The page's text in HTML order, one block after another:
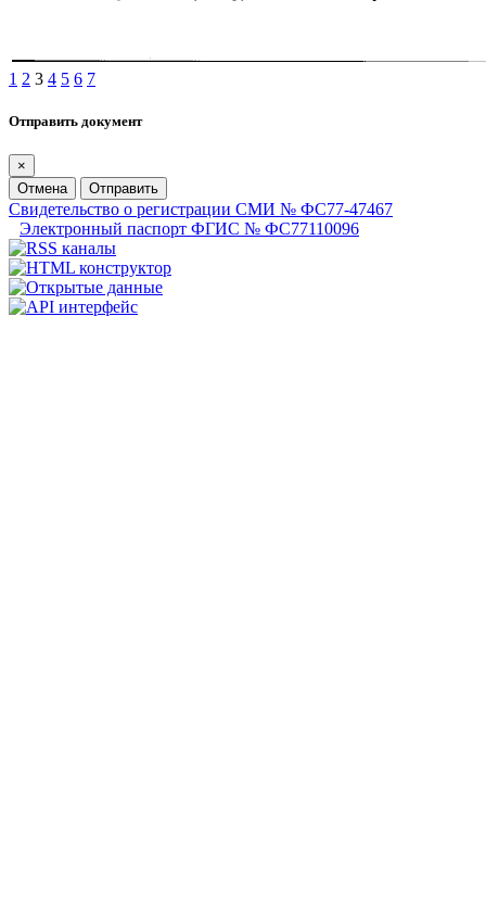
1 2 3 4 5 6 7
Отправить документ
×
Отмена
Отправить
Свидетельство о регистрации СМИ № ФС77-47467
Электронный паспорт ФГИС № ФС77110096